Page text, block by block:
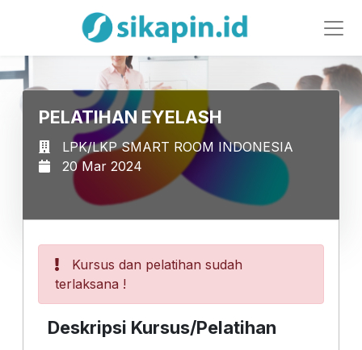
PELATIHAN EYELASH
LPK/LKP SMART ROOM INDONESIA
20 Mar 2024
Kursus dan pelatihan sudah
terlaksana !
Deskripsi Kursus/Pelatihan